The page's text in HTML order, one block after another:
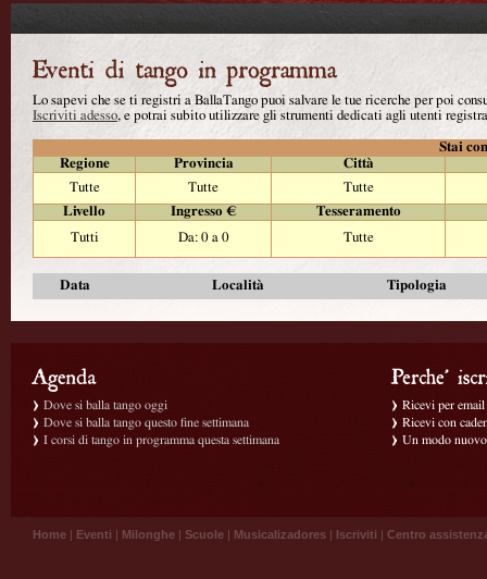
Lo sapevi che se ti registri a BallaTango puoi salvare le tue ricerche per poi
Iscriviti adesso, e potrai subito utilizzare gli strumenti dedicati agli utenti
Stai
Regione
Provincia
Città
Tutte
Tutte
Tutte
Livello
Ingresso €
Tesseramento
Tutti
Da: 0 a 0 Tutte
Data Località Tipologia
Dove si balla tango oggi
Dove si balla tango questo fine settimana
I corsi di tango in programma questa settimana
Ricevi per
Ricevi con
Un modo
Home | Eventi | Milonghe | Scuole | Musicalizadores | Iscriviti | Centro